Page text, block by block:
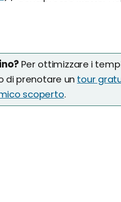
Per ottimizzare i
di prenotare un tour
scoperto.